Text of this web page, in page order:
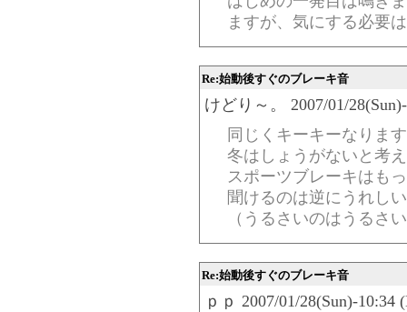
ますが、気にする必要
Re:始動後すぐのブレーキ音
けどり～。 2007/01/
同じくキーキーなりま
冬はしょうがないと考
スポーツブレーキはも
聞けるのは逆にうれし
（うるさいのはうるさ
Re:始動後すぐのブレーキ音
ｐｐ 2007/01/28(Sun)-10:34